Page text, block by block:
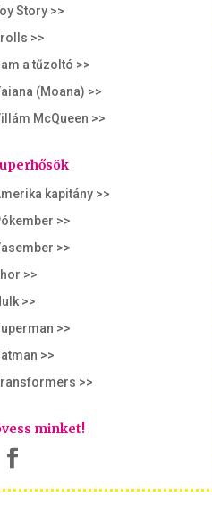
Story >>
>>
a tűzoltó >>
(Moana) >>
McQueen >>
kapitány >>
>>
>>
>>
>>
>>
>>
>>
minket!